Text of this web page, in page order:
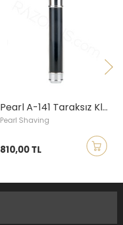
Pearl A-141 Taraksız Klasik Tıraş Aleti, Siyah
Pearl Shaving
810,00 TL